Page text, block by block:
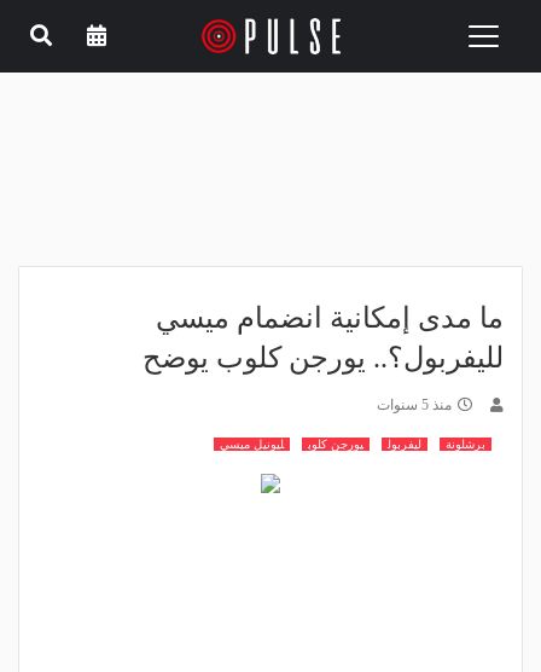
Toggle
ما مدى إمكانية انضمام ميسي
لليفربول؟.. يورجن كلوب يوضح
منذ 5 سنوات
برشلونة ليفربول يورجن كلوب ليونيل ميسي